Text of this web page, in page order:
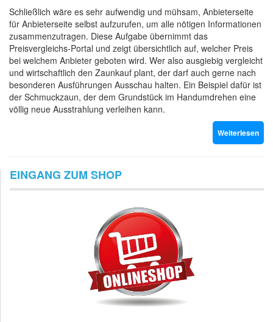
Schließlich wäre es sehr aufwendig und mühsam, Anbieterseite
für Anbieterseite selbst aufzurufen, um alle nötigen Informationen
zusammenzutragen. Diese Aufgabe übernimmt das
Preisvergleichs-Portal und zeigt übersichtlich auf, welcher Preis
bei welchem Anbieter geboten wird. Wer also ausgiebig vergleicht
und wirtschaftlich den Zaunkauf plant, der darf auch gerne nach
besonderen Ausführungen Ausschau halten. Ein Beispiel dafür ist
der Schmuckzaun, der dem Grundstück im Handumdrehen eine
völlig neue Ausstrahlung verleihen kann.
Weiterlesen
EINGANG ZUM SHOP